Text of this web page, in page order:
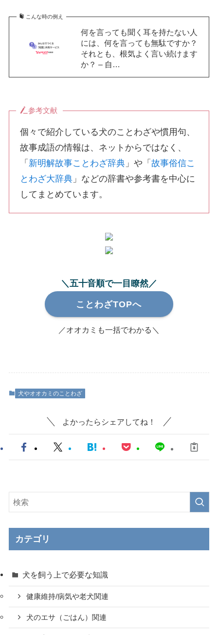
こんな時の例え
何を言っても聞く耳を持たない人
には、何を言っても無駄ですか？
それとも、根気よく言い続けます
か？ – 自…
参考文献
個々で紹介している犬のことわざや慣用句、
故事成語の情報は、ネットからではなく、
「 新明解故事ことわざ辞典 」や「故事俗信こ
とわざ大辞典 」などの辞書や参考書を中心に
してまとめています。
＼五十音順で一目瞭然／
ことわざTOPへ
／オオカミも一括でわかる＼
犬やオオカミのことわざ
よかったらシェアしてね！
カテゴリ
犬を飼う上で必要な知識
健康維持/病気や老犬関連
犬のエサ（ごはん）関連